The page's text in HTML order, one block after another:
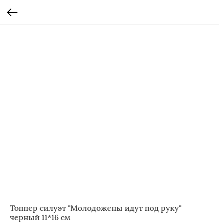
Топпер силуэт "Молодожены идут под руку"
черный 11*16 см